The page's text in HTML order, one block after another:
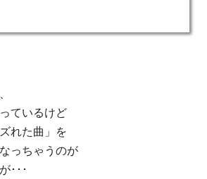
ているけど
れた曲」を
っちゃうのが
･･･